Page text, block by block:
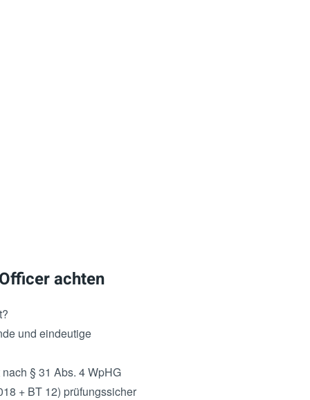
achten
und eindeutige
§ 31 Abs. 4 WpHG
+ BT 12) prüfungssicher